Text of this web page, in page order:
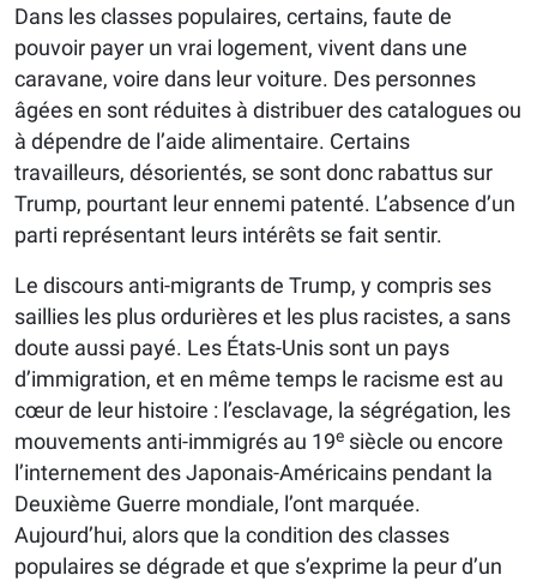
Dans les classes populaires, certains, faute de
pouvoir payer un vrai logement, vivent dans une
caravane, voire dans leur voiture. Des personnes
âgées en sont réduites à distribuer des catalogues ou
à dépendre de l’aide alimentaire. Certains
travailleurs, désorientés, se sont donc rabattus sur
Trump, pourtant leur ennemi patenté. L’absence d’un
parti représentant leurs intérêts se fait sentir.
Le discours anti-migrants de Trump, y compris ses
saillies les plus ordurières et les plus racistes, a sans
doute aussi payé. Les États-Unis sont un pays
d’immigration, et en même temps le racisme est au
cœur de leur histoire : l’esclavage, la ségrégation, les
mouvements anti-immigrés au 19e siècle ou encore
l’internement des Japonais-Américains pendant la
Deuxième Guerre mondiale, l’ont marquée.
Aujourd’hui, alors que la condition des classes
populaires se dégrade et que s’exprime la peur d’un